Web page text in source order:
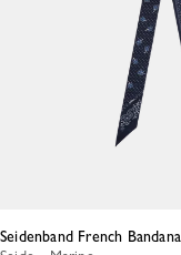
Seidenband French Bandana